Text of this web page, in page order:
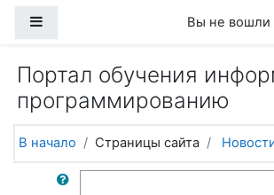
Вы не вошли
Портал обучения
программированию
В начало Страницы сайта
Поиск по форумам